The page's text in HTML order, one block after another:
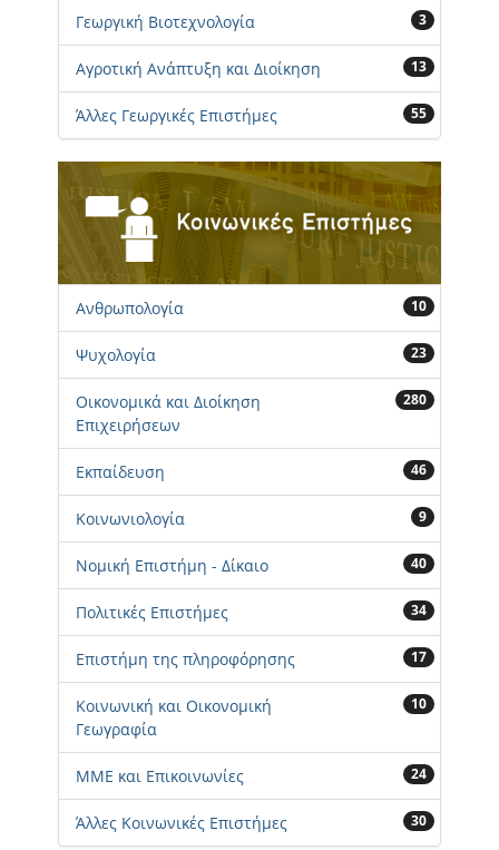
Γεωργική Βιοτεχνολογία 3
Αγροτική Ανάπτυξη και Διοίκηση 13
Άλλες Γεωργικές Επιστήμες 55
Ανθρωπολογία 10
Ψυχολογία 23
Οικονομικά και Διοίκηση
Επιχειρήσεων
280
Εκπαίδευση 46
Κοινωνιολογία 9
Νομική Επιστήμη - Δίκαιο 40
Πολιτικές Επιστήμες 34
Επιστήμη της πληροφόρησης 17
Κοινωνική και Οικονομική
Γεωγραφία
10
ΜΜΕ και Επικοινωνίες 24
Άλλες Κοινωνικές Επιστήμες 30